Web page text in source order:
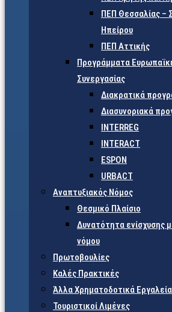
ΠΕΠ Θεσσαλίας –
Ηπείρου
ΠΕΠ Αττικής
Προγράμματα
Συνεργασίας
Διακρατικά
Διασυνοριακά
INTERREG
INTERACT
ESPON
URBACT
Αναπτυξιακός Νόμος
Θεσμικό Πλαίσιο
Δυνατότητα ενίσχυσης
νόμου
Πρωτοβουλίες
Καλές Πρακτικές
Άλλα Χρηματοδοτικά Εργαλεία
Τουριστικοί Λιμένες